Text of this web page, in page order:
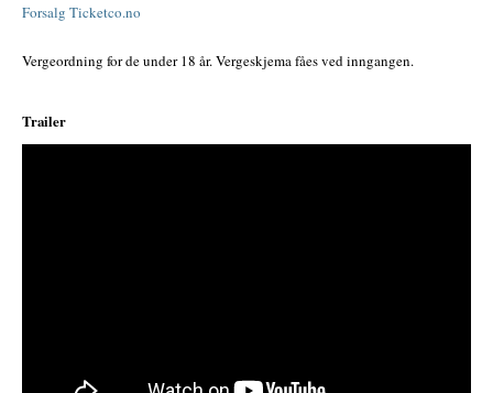
Forsalg Ticketco.no
Vergeordning for de under 18 år. Vergeskjema fåes ved inngangen.
Trailer